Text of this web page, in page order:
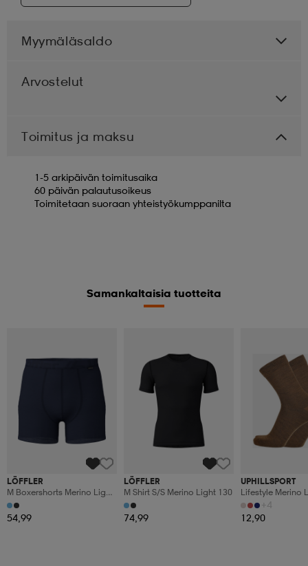
Myymäläsaldo
Arvostelut
Toimitus ja maksu
1-5 arkipäivän toimitusaika
60 päivän palautusoikeus
Toimitetaan suoraan yhteistyökumppanilta
Samankaltaisia tuotteita
LÖFFLER
M Boxershorts Merino Light
130
54,99
LÖFFLER
M Shirt S/s Merino Light 130
74,99
UPHILLSPORT
Lifestyle Merino
+4
12,90